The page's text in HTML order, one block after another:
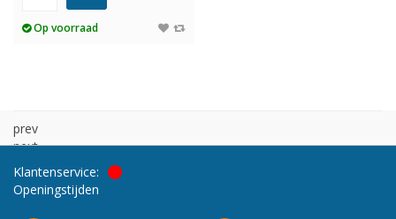
Op voorraad
prev
next
Klantenservice:
Openingstijden